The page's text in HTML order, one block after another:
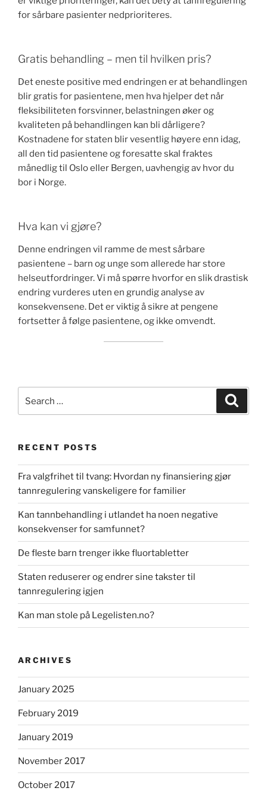
for sårbare pasienter nedprioriteres.
Gratis behandling – men til hvilken pris?
Det eneste positive med endringen er at behandlingen
blir gratis for pasientene, men hva hjelper det når
fleksibiliteten forsvinner, belastningen øker og
kvaliteten på behandlingen kan bli dårligere?
Kostnadene for staten blir vesentlig høyere enn idag,
all den tid pasientene og foresatte skal fraktes
månedlig til Oslo eller Bergen, uavhengig av hvor du
bor i Norge.
Hva kan vi gjøre?
Denne endringen vil ramme de mest sårbare
pasientene – barn og unge som allerede har store
helseutfordringer. Vi må spørre hvorfor en slik drastisk
endring vurderes uten en grundig analyse av
konsekvensene. Det er viktig å sikre at pengene
fortsetter å følge pasientene, og ikke omvendt.
RECENT POSTS
Fra valgfrihet til tvang: Hvordan ny finansiering gjør
tannregulering vanskeligere for familier
Kan tannbehandling i utlandet ha noen negative
konsekvenser for samfunnet?
De fleste barn trenger ikke fluortabletter
Staten reduserer og endrer sine takster til
tannregulering igjen
Kan man stole på Legelisten.no?
ARCHIVES
January 2025
February 2019
January 2019
November 2017
October 2017